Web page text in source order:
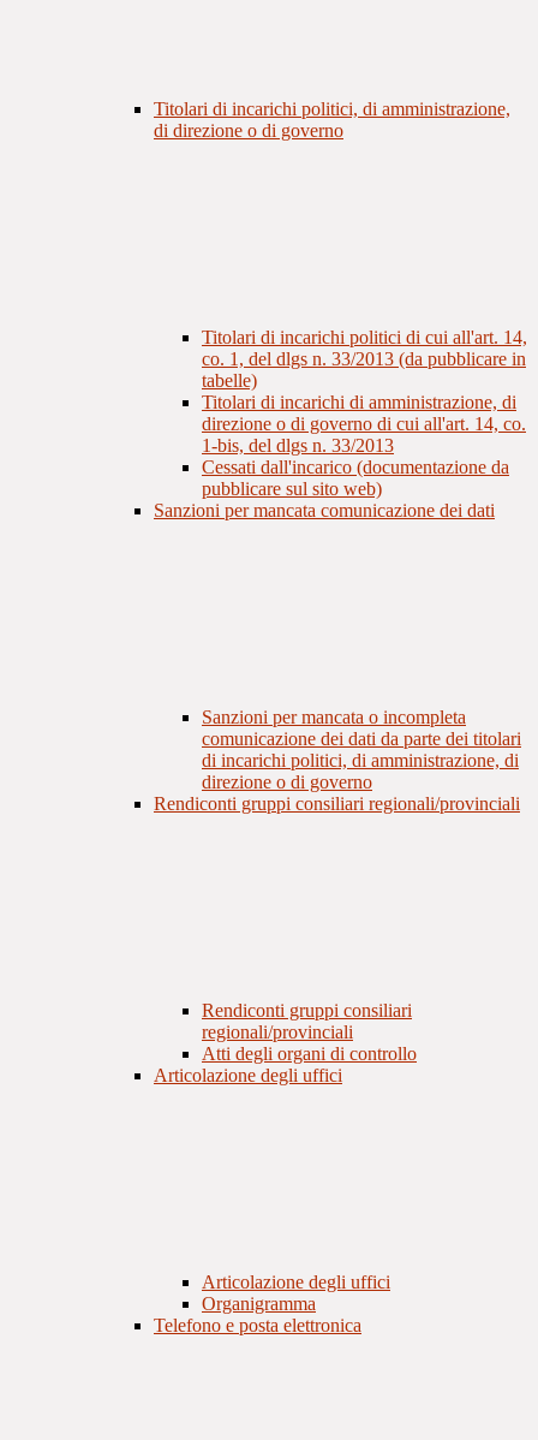
Titolari di incarichi politici, di amministrazione,
di direzione o di governo
Titolari di incarichi politici di cui all'art. 14,
co. 1, del dlgs n. 33/2013 (da pubblicare in
tabelle)
Titolari di incarichi di amministrazione, di
direzione o di governo di cui all'art. 14, co.
1-bis, del dlgs n. 33/2013
Cessati dall'incarico (documentazione da
pubblicare sul sito web)
Sanzioni per mancata comunicazione dei dati
Sanzioni per mancata o incompleta
comunicazione dei dati da parte dei titolari
di incarichi politici, di amministrazione, di
direzione o di governo
Rendiconti gruppi consiliari regionali/provinciali
Rendiconti gruppi consiliari
regionali/provinciali
Atti degli organi di controllo
Articolazione degli uffici
Articolazione degli uffici
Organigramma
Telefono e posta elettronica